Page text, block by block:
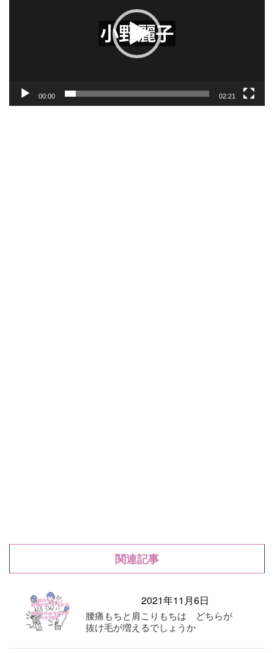
00:00 02:21
関連記事
2021年11月6日
腰痛もちと肩こりもちは どちらが
抜け毛が増えるでしょうか